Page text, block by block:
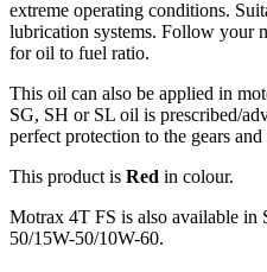
extreme operating conditions.
lubrication systems. Follow your
for oil to fuel ratio.
This oil can also be applied in
SG, SH or SL oil is prescribed/
perfect protection to the gears
This product is Red in colour.
Motrax 4T FS is also available
50/15W-50/10W-60.